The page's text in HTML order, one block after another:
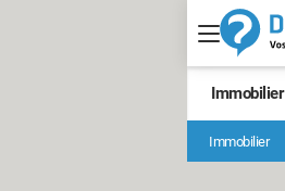
Immobilier
Immobilier